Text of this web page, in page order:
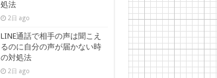
処法
2日 ago
LINE通話で相手の声は聞こえ
るのに自分の声が届かない時
の対処法
2日 ago